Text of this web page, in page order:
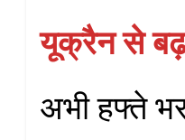
यूक्रैन से
अभी हफ्ते